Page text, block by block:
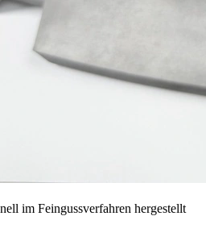
im Feingussverfahren hergestellt